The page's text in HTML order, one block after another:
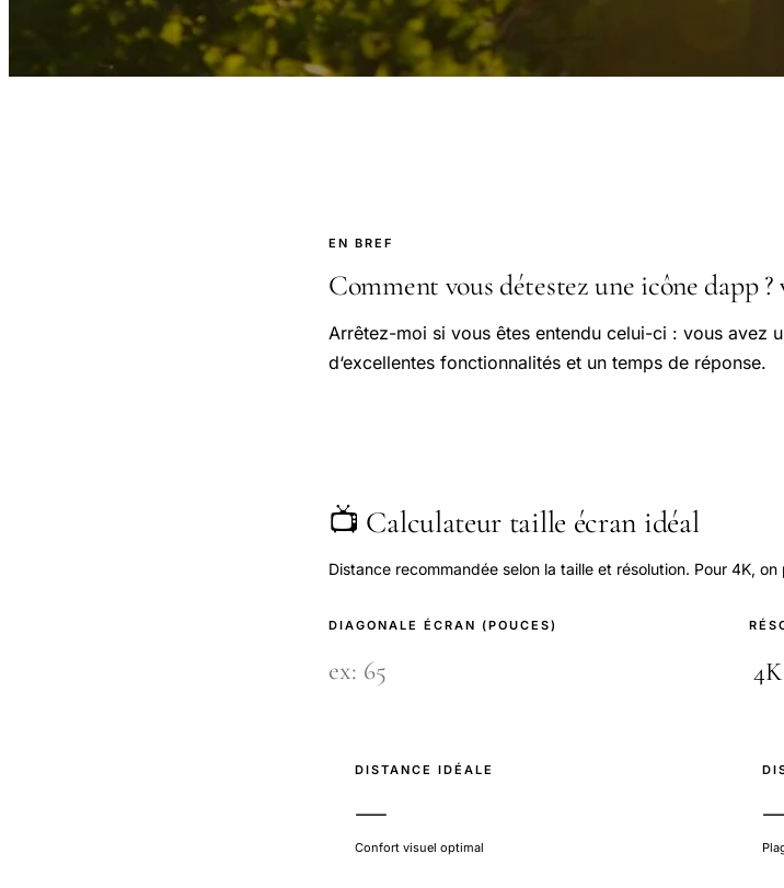
EN BREF
Comment vous détestez une icône dapp
Arrêtez-moi si vous êtes entendu celui-ci : vous avez
d‘excellentes fonctionnalités et un temps de réponse.
📺 Calculateur taille écran idéal
Distance recommandée selon la taille et résolution. Pour 4K,
DIAGONALE ÉCRAN (POUCES)
DISTANCE IDÉALE
—
Confort visuel optimal